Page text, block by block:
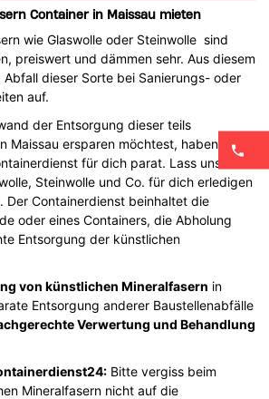
Container in Maissau mieten
wie Glaswolle oder Steinwolle sind
preiswert und dämmen sehr. Aus diesem
dieser Sorte bei Sanierungs- oder
auf.
der Entsorgung dieser teils
Maissau ersparen möchtest, haben wir
für dich parat. Lass uns die
Steinwolle und Co. für dich erledigen
Der Containerdienst beinhaltet die
oder eines Containers, die Abholung
Entsorgung der künstlichen
von künstlichen Mineralfasern in
Entsorgung anderer Baustellenabfälle
Verwertung und Behandlung
Bitte vergiss beim
Mineralfasern nicht auf die